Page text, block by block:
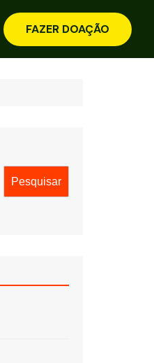
FAZER DOAÇÃO
Pesquisar